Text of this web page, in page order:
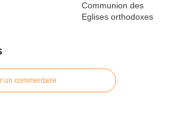
un commentaire